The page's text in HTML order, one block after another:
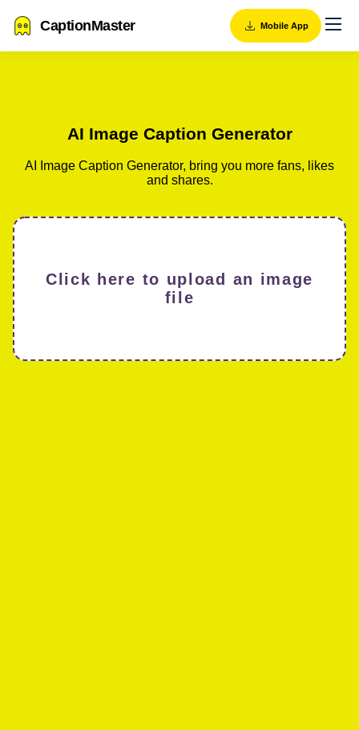
CaptionMaster Mobile App
AI Image Caption Generator
AI Image Caption Generator, bring you more fans, likes
and shares.
Click here to upload an image
file